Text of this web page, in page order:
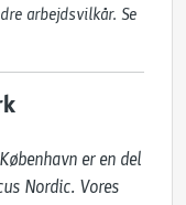
arbejdsvilkår. Se
er en del
Nordic. Vores